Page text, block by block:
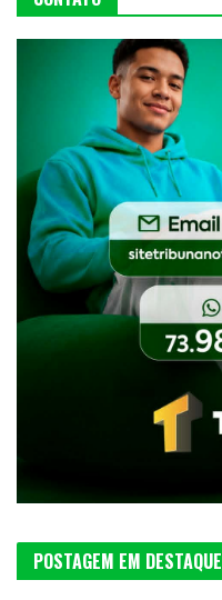
POSTAGEM EM DESTAQUE